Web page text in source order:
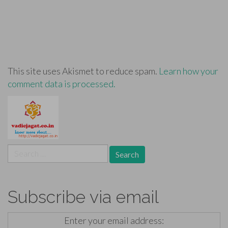
This site uses Akismet to reduce spam. Learn how your
comment data is processed.
for:
Subscribe via email
Enter your email address: